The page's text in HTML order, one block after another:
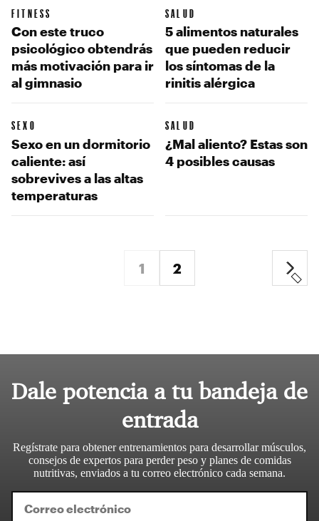
FITNESS
Con este truco
psicológico obtendrás
más motivación para ir
al gimnasio
SALUD
5 alimentos naturales
que pueden reducir
los síntomas de la
rinitis alérgica
SEXO
Sexo en un dormitorio
caliente: así
sobrevives a las altas
temperaturas
SALUD
¿Mal aliento? Estas son
4 posibles causas
1 2
Dale potencia a tu bandeja de
entrada
Regístrate para obtener entrenamientos para desarrollar músculos,
consejos de expertos para perder peso y planes de comidas
nutritivas, enviados a tu correo electrónico cada semana.